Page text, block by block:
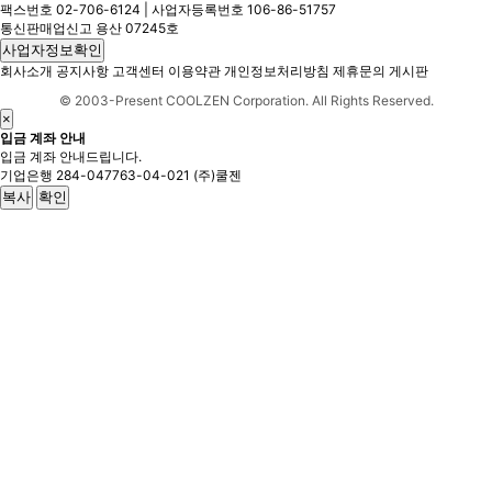
팩스번호 02-706-6124 | 사업자등록번호 106-86-51757
통신판매업신고 용산 07245호
사업자정보확인
회사소개 공지사항 고객센터 이용약관 개인정보처리방침 제휴문의 게시판
© 2003-Present COOLZEN Corporation. All Rights Reserved.
×
입금 계좌 안내
입금 계좌 안내드립니다.
기업은행 284-047763-04-021 (주)쿨젠
복사 확인